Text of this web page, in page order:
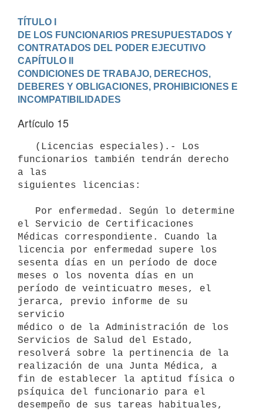
TÍTULO I
DE LOS FUNCIONARIOS PRESUPUESTADOS Y
CONTRATADOS DEL PODER EJECUTIVO
CAPÍTULO II
CONDICIONES DE TRABAJO, DERECHOS,
DEBERES Y OBLIGACIONES, PROHIBICIONES E
INCOMPATIBILIDADES
Artículo 15
funcionarios también tendrán derecho
a las
siguientes licencias:
el Servicio de Certificaciones
Médicas correspondiente. Cuando la
licencia por enfermedad supere los
sesenta días en un período de doce
meses o los noventa días en un
período de veinticuatro meses, el
jerarca, previo informe de su
servicio
médico o de la Administración de los
Servicios de Salud del Estado,
resolverá sobre la pertinencia de la
realización de una Junta Médica, a
fin de establecer la aptitud física o
psíquica del funcionario para el
desempeño de sus tareas habituales,